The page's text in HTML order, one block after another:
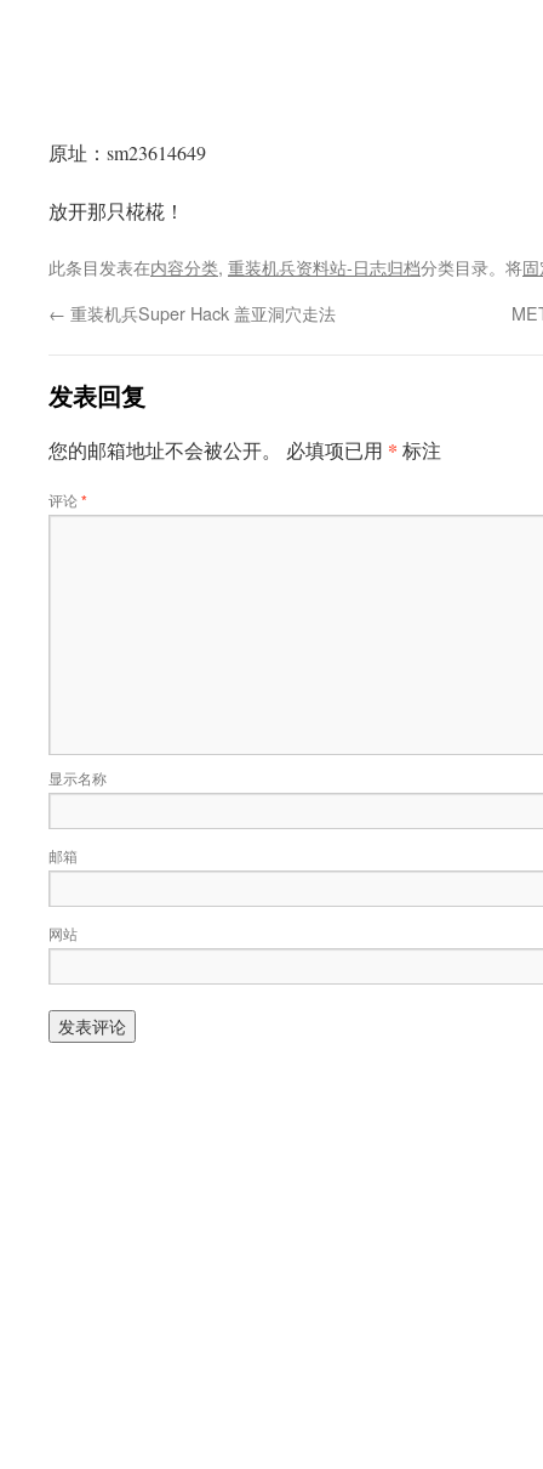
原址：sm23614649
放开那只椛椛！
此条目发表在内容分类, 重装机兵资料站-日志归档分类目录。将
← 重装机兵Super Hack 盖亚洞穴走法
发表回复
您的邮箱地址不会被公开。 必填项已用 * 标注
评论*
显示名称
邮箱
网站